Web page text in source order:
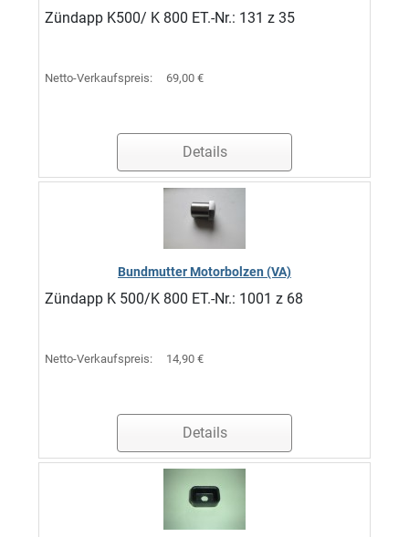
Zündapp K500/ K 800 ET.-Nr.: 131 z 35
Netto-Verkaufspreis: 69,00 €
Details
Bundmutter Motorbolzen (VA)
Zündapp K 500/K 800 ET.-Nr.: 1001 z 68
Netto-Verkaufspreis: 14,90 €
Details